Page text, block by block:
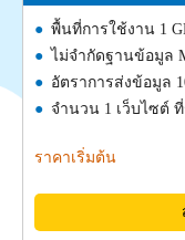
พื้นที่การใช้งาน 1
ไม่จำกัดฐานข้อมูล
อัตราการส่งข้อมูล
จำนวน 1 เว็บไซต์